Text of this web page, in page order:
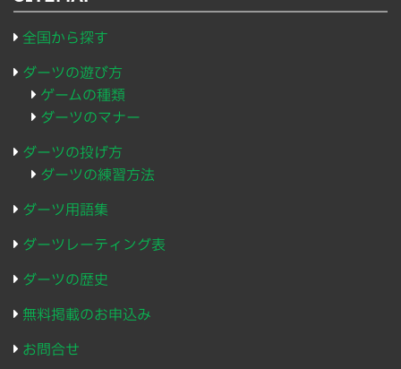
全国から探す
ダーツの遊び方
ゲームの種類
ダーツのマナー
ダーツの投げ方
ダーツの練習方法
ダーツ用語集
ダーツレーティング表
ダーツの歴史
無料掲載のお申込み
お問合せ